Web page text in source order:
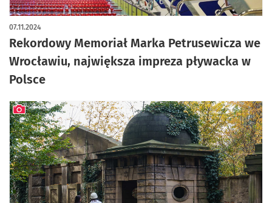
Rekordowy Memoriał Marka Petrusewicza we
Wrocławiu, największa impreza pływacka w
Polsce
07.11.2024